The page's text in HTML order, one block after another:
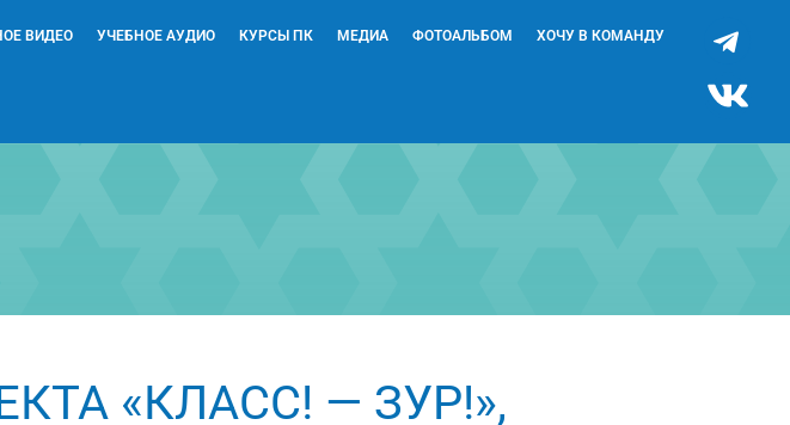
ВИДЕО УЧЕБНОЕ АУДИО КУРСЫ ПК МЕДИА ФОТОАЛЬБОМ ХОЧУ В КОМАНДУ
«КЛАСС! — ЗУР!»,